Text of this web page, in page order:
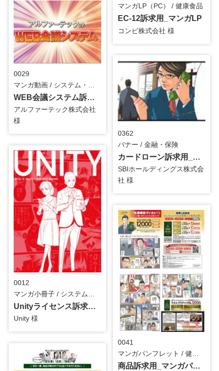
マンガLP（PC） / 健康食品
EC-12訴求用_マンガLP
コンビ株式会社 様
0029
WEB会議システム訴求用_マンガ動画
アルファーテック株式会社
様
0362
バナー / 金融・保険
カードローン訴求用_第2弾_マンガバナー
SBIホールディングス株式会
社 様
0012
Unityライセンス訴求用_マンガ小冊子
Unity 様
0041
商品訴求用_マンガパンフレット